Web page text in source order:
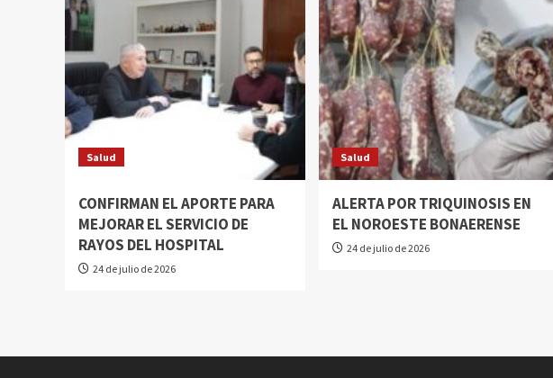
Salud
CONFIRMAN EL APORTE PARA
MEJORAR EL SERVICIO DE
RAYOS DEL HOSPITAL
24 de julio de 2026
Salud
ALERTA POR TRIQUINOSIS EN
EL NOROESTE BONAERENSE
24 de julio de 2026